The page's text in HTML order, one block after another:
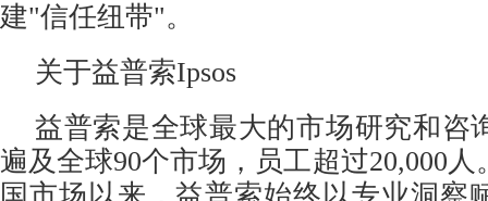
建"信任纽带"。
关于益普索Ipsos
益普索是全球最大的市场研究和咨
遍及全球90个市场，员工超过20,000人